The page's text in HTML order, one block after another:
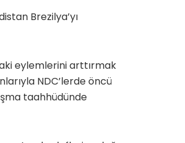
Brezilya’yı
eylemlerini arttırmak
NDC’lerde öncü
taahhüdünde